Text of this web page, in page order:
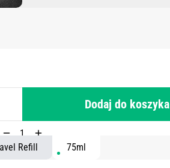
Dodaj do koszyka
Refill 75ml